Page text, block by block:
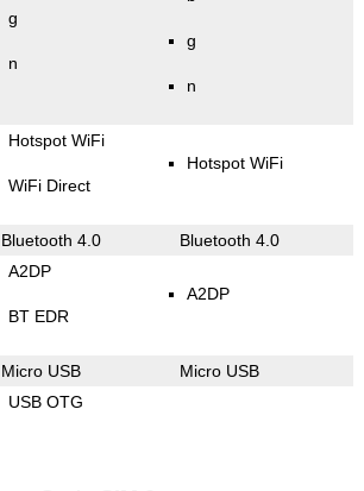
g
n
g
n
Hotspot WiFi
WiFi Direct
Hotspot WiFi
Bluetooth 4.0 Bluetooth 4.0
A2DP
BT EDR
A2DP
Micro USB Micro USB
USB OTG